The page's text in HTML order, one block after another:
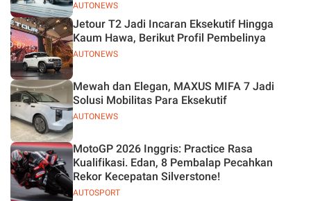
AUTONEWS
AUTONEWS
Jetour T2 Jadi Incaran Eksekutif Hingga
Kaum Hawa, Berikut Profil Pembelinya
AUTONEWS
Mewah dan Elegan, MAXUS MIFA 7 Jadi
Solusi Mobilitas Para Eksekutif
AUTOSPORT
MotoGP 2026 Inggris: Practice Rasa
Kualifikasi. Edan, 8 Pembalap Pecahkan
Rekor Kecepatan Silverstone!